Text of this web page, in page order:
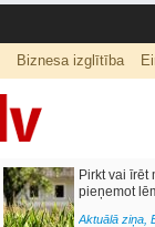
Biznesa izglītība
Pirkt vai īrēt
pieņemot
Aktuālā ziņa,